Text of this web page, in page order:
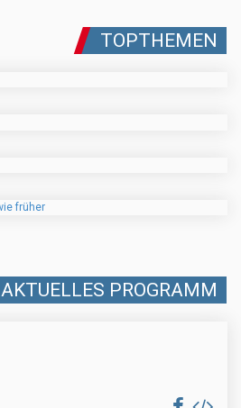
TOPTHEMEN
AKTUELLES PROGRAMM